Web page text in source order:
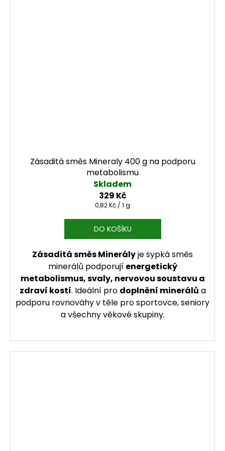
Zásaditá směs Mineraly 400 g na podporu
metabolismu
Skladem
329 Kč
Měrná cena:
0,82 Kč / 1 g
DO KOŠÍKU
Zásaditá směs Minerályje sypká směs
minerálů podporují energetický
metabolismus, svaly, nervovou soustavu a
zdraví kostí. Ideální pro doplnění minerálů a
podporu rovnováhy v těle pro sportovce, seniory
a všechny věkové skupiny.